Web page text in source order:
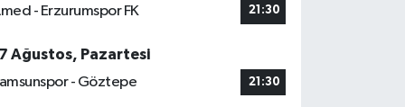
- Erzurumspor FK 21:30
Ağustos, Pazartesi
- Göztepe
21:30